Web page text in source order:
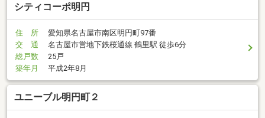
シティコーポ明円
住 所
愛知県名古屋市南区明円町97番
交 通
名古屋市営地下鉄桜通線 鶴里駅 徒歩6分
総戸数
25戸
築年月
平成2年8月
ユニーブル明円町２